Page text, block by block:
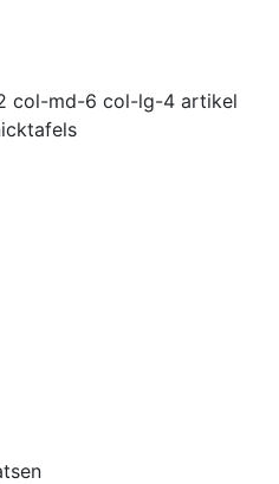
col-md-6 col-lg-4 artikel